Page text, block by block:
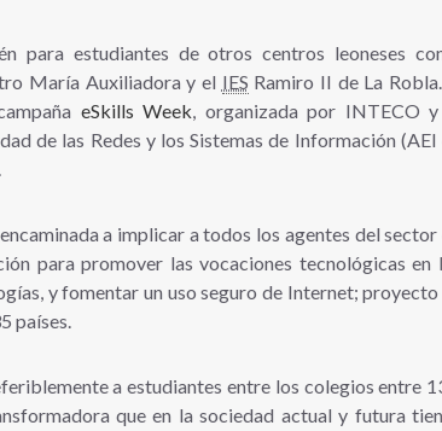
para estudiantes de otros centros leoneses
María Auxiliadora y el IES Ramiro II de La
eSkills Week, organizada por INTECO
de las Redes y los Sistemas de Información (AEI
a implicar a todos los agentes del sector
para promover las vocaciones tecnológicas en
y fomentar un uso seguro de Internet; proyecto
países.
a estudiantes entre los colegios entre
que en la sociedad actual y futura